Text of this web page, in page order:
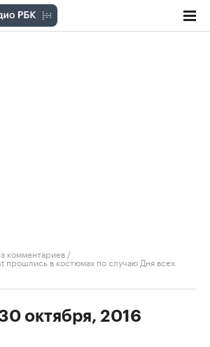
комментариев /
прошлись в костюмах по случаю Дня всех
октября, 2016